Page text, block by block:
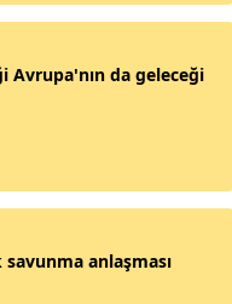
Avrupa'nın da geleceği
anlaşması